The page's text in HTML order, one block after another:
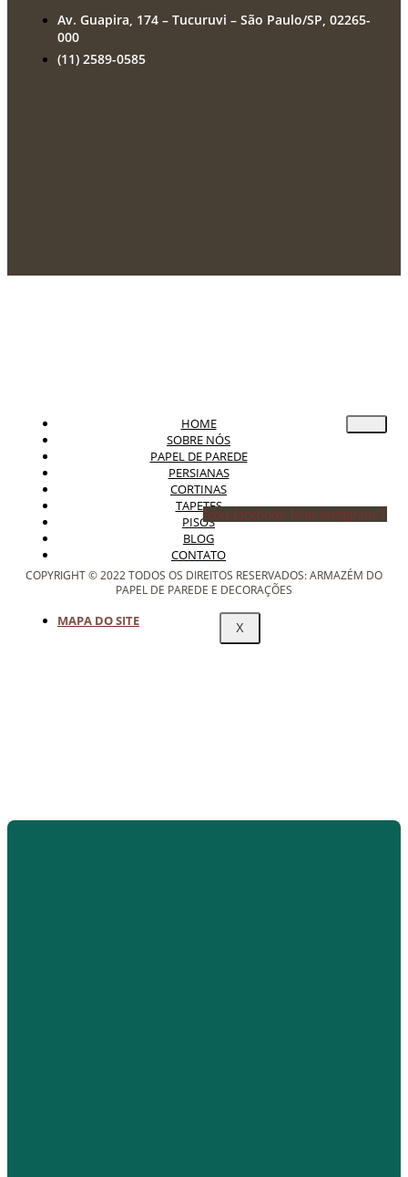
Av. Guapira, 174 – Tucuruvi – São Paulo/SP, 02265-
000
(11) 2589-0585
HOME
SOBRE NÓS
PAPEL DE PAREDE
PERSIANAS
CORTINAS
TAPETES
PISOS
BLOG
CONTATO
X
Icon-facebook Icon-instagram-1
COPYRIGHT © 2022 TODOS OS DIREITOS RESERVADOS: ARMAZÉM DO
PAPEL DE PAREDE E DECORAÇÕES
MAPA DO SITE